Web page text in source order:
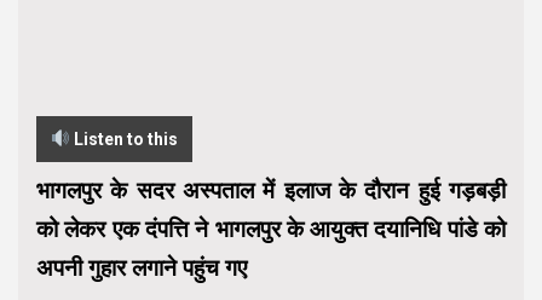
Listen to this
भागलपुर के सदर अस्पताल में इलाज के दौरान हुई गड़बड़ी
को लेकर एक दंपत्ति ने भागलपुर के आयुक्त दयानिधि पांडे को
अपनी गुहार लगाने पहुंच गए